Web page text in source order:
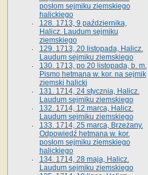
posłom sejmiku ziemskiego
halickiego
128. 1713, 9 października,
Halicz. Laudum sejmiku
ziemskiego
129. 1713, 20 listopada, Halicz.
Laudum sejmiku ziemskiego
130. 1713, po 20 listopada, b. m.
Pismo hetmana w. kor. na sejmik
ziemski halicki
131. 1714, 24 stycznia, Halicz.
Laudum sejmiku ziemskiego
132. 1714, 12 marca, Halicz.
Laudum sejmiku ziemskiego
133. 1714, 25 marca, Brzeżany.
Odpowiedź hetmana w. kor.
posłom sejmiku ziemskiego
halickiego
134. 1714, 28 maja, Halicz.
Laudum sejmiku ziemskiego